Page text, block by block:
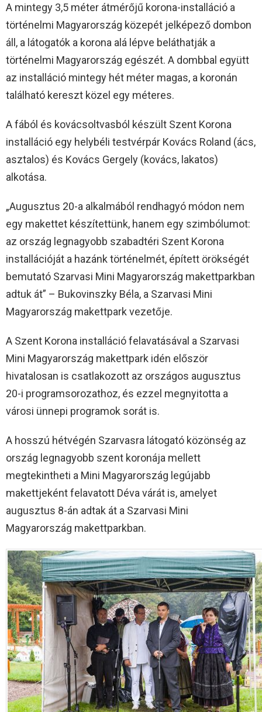
A mintegy 3,5 méter átmérőjű korona-installáció a
történelmi Magyarország közepét jelképező dombon
áll, a látogatók a korona alá lépve beláthatják a
történelmi Magyarország egészét. A dombbal együtt
az installáció mintegy hét méter magas, a koronán
található kereszt közel egy méteres.
A fából és kovácsoltvasból készült Szent Korona
installáció egy helybéli testvérpár Kovács Roland (ács,
asztalos) és Kovács Gergely (kovács, lakatos)
alkotása.
„Augusztus 20-a alkalmából rendhagyó módon nem
egy makettet készítettünk, hanem egy szimbólumot:
az ország legnagyobb szabadtéri Szent Korona
installációját a hazánk történelmét, épített örökségét
bemutató Szarvasi Mini Magyarország makettparkban
adtuk át” – Bukovinszky Béla, a Szarvasi Mini
Magyarország makettpark vezetője.
A Szent Korona installáció felavatásával a Szarvasi
Mini Magyarország makettpark idén először
hivatalosan is csatlakozott az országos augusztus
20-i programsorozathoz, és ezzel megnyitotta a
városi ünnepi programok sorát is.
A hosszú hétvégén Szarvasra látogató közönség az
ország legnagyobb szent koronája mellett
megtekintheti a Mini Magyarország legújabb
makettjeként felavatott Déva várát is, amelyet
augusztus 8-án adtak át a Szarvasi Mini
Magyarország makettparkban.